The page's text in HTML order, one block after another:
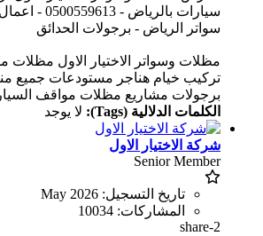
سيارات
سواتر الرياض - برجولات الحدائق
مظلات وسواتر الاختيار الاول مظلات
تركيب خيام هناجر مستودعات جميع
برجولات مشاريع مظلات مواقف
الكلمات الدلالية (Tags):
لا يوجد
شركة الاختيار الاول
Senior Member
تاريخ التسجيل: May 2026
المشاركات: 10034
share-2